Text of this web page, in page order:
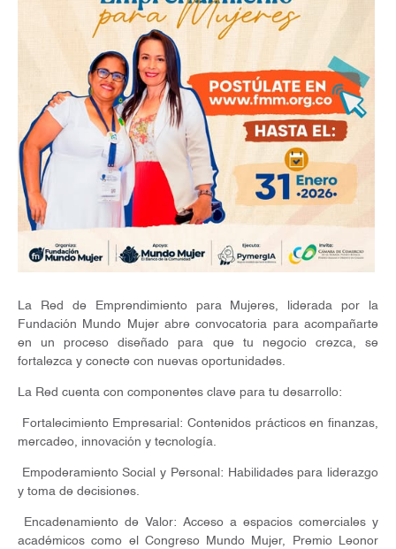
La Red de Emprendimiento para Mujeres, liderada por la
Fundación Mundo Mujer abre convocatoria para acompañarte
en un proceso diseñado para que tu negocio crezca, se
fortalezca y conecte con nuevas oportunidades.
La Red cuenta con componentes clave para tu desarrollo:
Fortalecimiento Empresarial: Contenidos prácticos en finanzas,
mercadeo, innovación y tecnología.
Empoderamiento Social y Personal: Habilidades para liderazgo
y toma de decisiones.
Encadenamiento de Valor: Acceso a espacios comerciales y
académicos como el Congreso Mundo Mujer, Premio Leonor